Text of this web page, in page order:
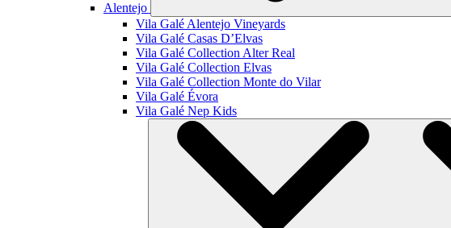
Alentejo
Vila Galé Alentejo Vineyards
Vila Galé Casas D’Elvas
Vila Galé Collection Alter Real
Vila Galé Collection Elvas
Vila Galé Collection Monte do Vilar
Vila Galé Évora
Vila Galé Nep Kids